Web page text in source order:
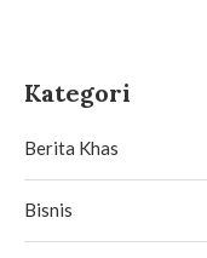
Kategori
Berita Khas
Bisnis